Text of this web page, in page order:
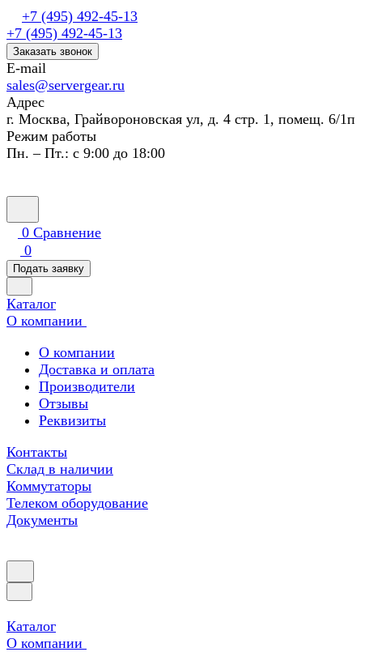
+7 (495) 492-45-13
+7 (495) 492-45-13
Заказать звонок
E-mail
sales@servergear.ru
Адрес
г. Москва, Грайвороновская ул, д. 4 стр. 1, помещ. 6/1п
Режим работы
Пн. – Пт.: с 9:00 до 18:00
0 Сравнение
0
Подать заявку
Каталог
О компании
О компании
Доставка и оплата
Производители
Отзывы
Реквизиты
Контакты
Склад в наличии
Коммутаторы
Телеком оборудование
Документы
Каталог
О компании